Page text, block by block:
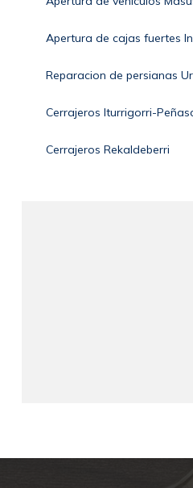
Apertura de cajas fuertes
Reparacion de persianas
Cerrajeros Iturrigorri-
Cerrajeros Rekaldeberri